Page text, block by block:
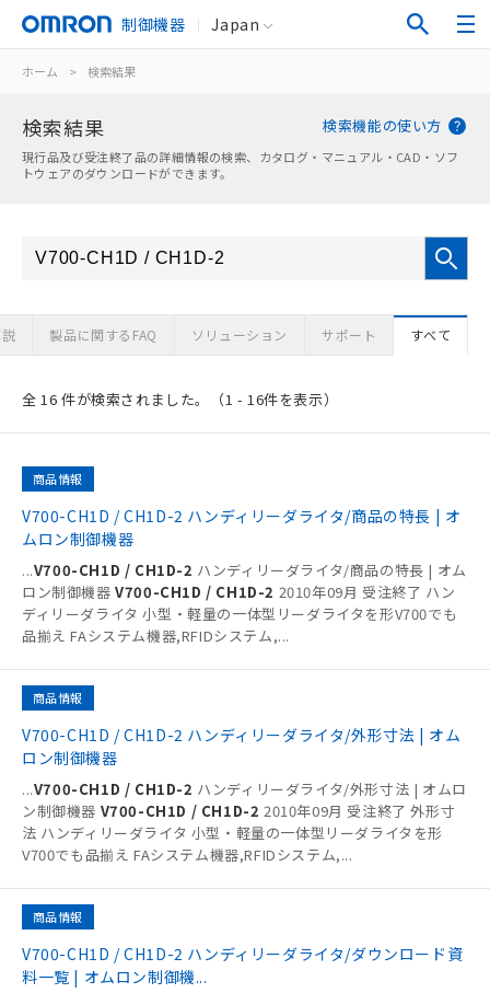
制御機器 Japan
ホーム > 検索結果
検索結果
現行品及び受注終了品の詳細情報の検索、カタログ・マニュアル・CAD・ソフ
トウェアのダウンロードができます。
検索機能の使い方
製品に関するFAQ ソリューション サポート すべて
全 16 件が検索されました。（1 - 16件を表示）
商品情報
V700-CH1D / CH1D-2 ハンディリーダライタ/商品の特長 | オ
ムロン制御機器
...V700-CH1D / CH1D-2 ハンディリーダライタ/商品の特長 | オム
ロン制御機器V700-CH1D / CH1D-2 2010年09月 受注終了 ハン
ディリーダライタ 小型・軽量の一体型リーダライタを形V700でも
品揃え FAシステム機器,RFIDシステム,...
商品情報
V700-CH1D / CH1D-2 ハンディリーダライタ/外形寸法 | オム
ロン制御機器
...V700-CH1D / CH1D-2 ハンディリーダライタ/外形寸法 | オムロ
ン制御機器 V700-CH1D / CH1D-2 2010年09月 受注終了 外形寸
法 ハンディリーダライタ 小型・軽量の一体型リーダライタを形
V700でも品揃え FAシステム機器,RFIDシステム,...
商品情報
V700-CH1D / CH1D-2 ハンディリーダライタ/ダウンロード資
料一覧 | オムロン制御機...